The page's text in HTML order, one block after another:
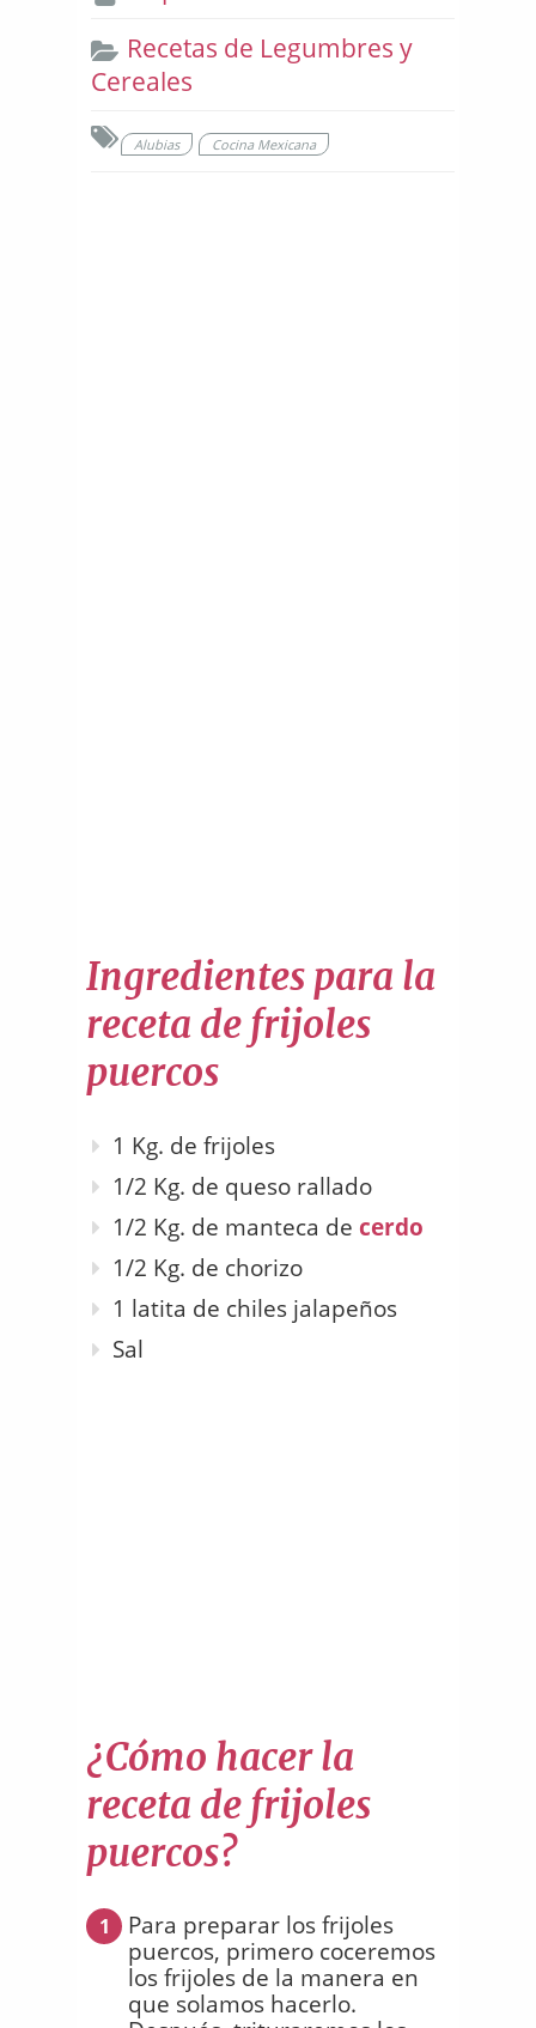
Recetas de Legumbres y
Cereales
Alubias Cocina Mexicana
Ingredientes para la
receta de frijoles
puercos
1 Kg. de frijoles
1/2 Kg. de queso rallado
1/2 Kg. de manteca de cerdo
1/2 Kg. de chorizo
1 latita de chiles jalapeños
Sal
¿Cómo hacer la
receta de frijoles
puercos?
1
Para preparar los frijoles
puercos, primero coceremos
los frijoles de la manera en
que solamos hacerlo.